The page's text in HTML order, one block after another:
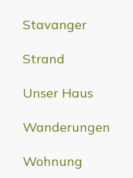
Stavanger
Strand
Unser Haus
Wanderungen
Wohnung